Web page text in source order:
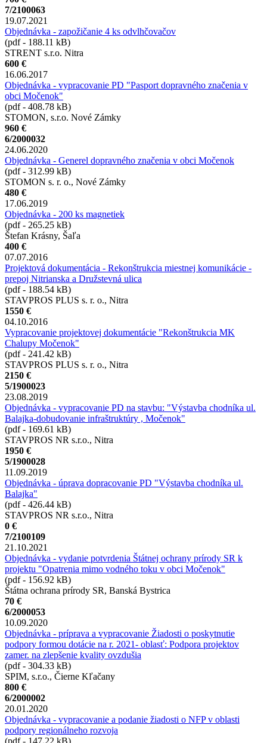
7/2100063
19.07.2021
Objednávka - zapožičanie 4 ks odvlhčovačov
(pdf - 188.11 kB)
STRENT s.r.o. Nitra
600 €
16.06.2017
Objednávka - vypracovanie PD "Pasport dopravného značenia v
obci Močenok"
(pdf - 408.78 kB)
STOMON, s.r.o. Nové Zámky
960 €
6/2000032
24.06.2020
Objednávka - Generel dopravného značenia v obci Močenok
(pdf - 312.99 kB)
STOMON s. r. o., Nové Zámky
480 €
17.06.2019
Objednávka - 200 ks magnetiek
(pdf - 265.25 kB)
Štefan Krásny, Šaľa
400 €
07.07.2016
Projektová dokumentácia - Rekonštrukcia miestnej komunikácie -
prepoj Nitrianska a Družstevná ulica
(pdf - 188.54 kB)
STAVPROS PLUS s. r. o., Nitra
1550 €
04.10.2016
Vypracovanie projektovej dokumentácie "Rekonštrukcia MK
Chalupy Močenok"
(pdf - 241.42 kB)
STAVPROS PLUS s. r. o., Nitra
2150 €
5/1900023
23.08.2019
Objednávka - vypracovanie PD na stavbu: "Výstavba chodníka ul.
Balajka-dobudovanie infraštruktúry , Močenok"
(pdf - 169.61 kB)
STAVPROS NR s.r.o., Nitra
1950 €
5/1900028
11.09.2019
Objednávka - úprava dopracovanie PD "Výstavba chodníka ul.
Balajka"
(pdf - 426.44 kB)
STAVPROS NR s.r.o., Nitra
0 €
7/2100109
21.10.2021
Objednávka - vydanie potvrdenia Štátnej ochrany prírody SR k
projektu "Opatrenia mimo vodného toku v obci Močenok"
(pdf - 156.92 kB)
Štátna ochrana prírody SR, Banská Bystrica
70 €
6/2000053
10.09.2020
Objednávka - príprava a vypracovanie Žiadosti o poskytnutie
podpory formou dotácie na r. 2021- oblasť: Podpora projektov
zamer. na zlepšenie kvality ovzdušia
(pdf - 304.33 kB)
SPIM, s.r.o., Čierne Kľačany
800 €
6/2000002
20.01.2020
Objednávka - vypracovanie a podanie žiadosti o NFP v oblasti
podpory regionálneho rozvoja